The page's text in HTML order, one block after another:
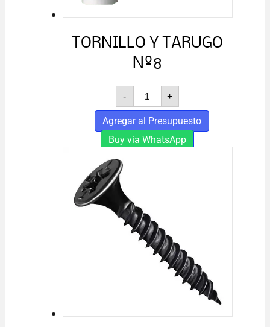
TORNILLO Y TARUGO
Nº8
-
TORNILLO
Y
TARUGO
Nº8
cantidad
+
Agregar al Presupuesto
Buy via WhatsApp